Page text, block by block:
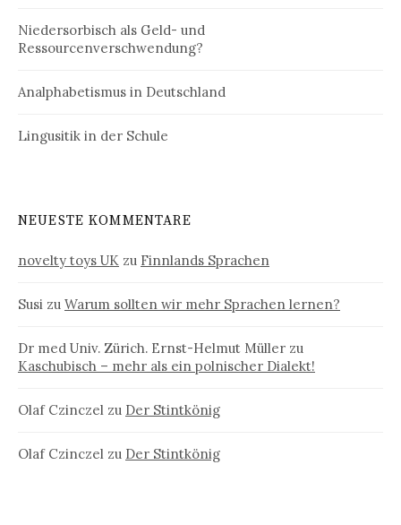
Niedersorbisch als Geld- und
Ressourcenverschwendung?
Analphabetismus in Deutschland
Lingusitik in der Schule
NEUESTE KOMMENTARE
novelty toys UK zu Finnlands Sprachen
Susi zu Warum sollten wir mehr Sprachen lernen?
Dr med Univ. Zürich. Ernst-Helmut Müller zu
Kaschubisch – mehr als ein polnischer Dialekt!
Olaf Czinczel zu Der Stintkönig
Olaf Czinczel zu Der Stintkönig